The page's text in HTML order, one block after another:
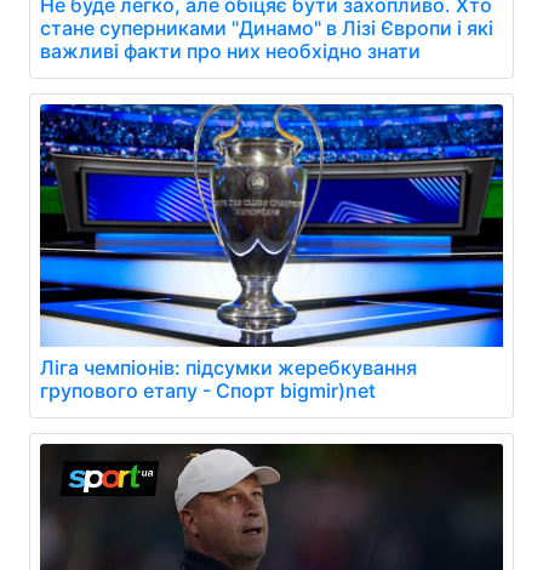
Не буде легко, але обіцяє бути захопливо. Хто
стане суперниками "Динамо" в Лізі Європи і які
важливі факти про них необхідно знати
Ліга чемпіонів: підсумки жеребкування
групового етапу - Спорт bigmir)net